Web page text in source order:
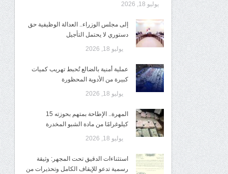
يوليو 18, 2026
إلى مجلس الوزراء.. العدالة الوظيفية حق
دستوري لا يحتمل التأجيل
يوليو 18, 2026
عملية أمنية بالضالع تُحبط تهريب كميات
كبيرة من الأدوية المحظورة
يوليو 18, 2026
المهرة.. الإطاحة بمتهم بحوزته 15
كيلوغرامًا من مادة الشبو المخدرة
يوليو 18, 2026
استثناءات الدقيق تحت المجهر: وثيقة
رسمية تدعو للإيقاف الكامل وتحذيرات من